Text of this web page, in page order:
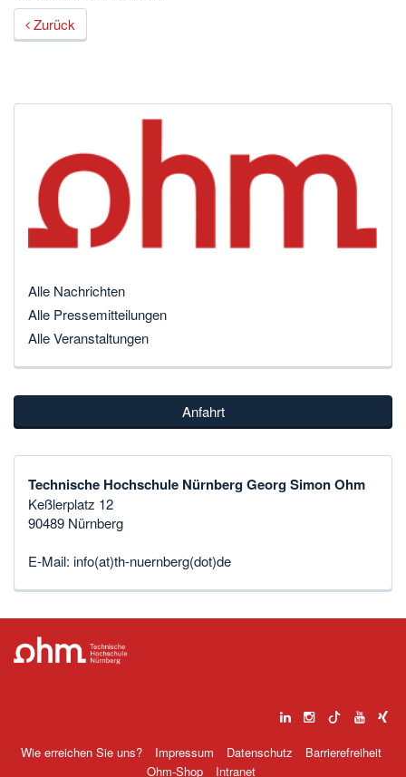
Zurück
Alle Nachrichten
Alle Pressemitteilungen
Alle Veranstaltungen
Anfahrt
Technische Hochschule Nürnberg Georg Simon Ohm
Keßlerplatz 12
90489 Nürnberg
E-Mail: info(at)th-nuernberg(dot)de
Wie erreichen Sie uns? Impressum Datenschutz
Barrierefreiheit
Ohm-Shop
Intranet